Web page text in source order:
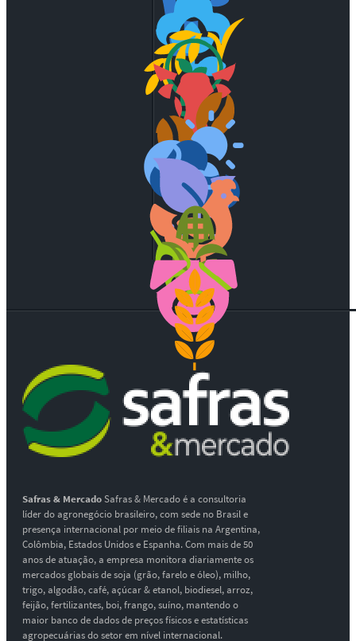
Safras & MercadoSafras & Mercado é a consultoria
líder do agronegócio brasileiro, com sede no Brasil e
presença internacional por meio de filiais na Argentina,
Colômbia, Estados Unidos e Espanha. Com mais de 50
anos de atuação, a empresa monitora diariamente os
mercados globais de soja (grão, farelo e óleo), milho,
trigo, algodão, café, açúcar & etanol, biodiesel, arroz,
feijão, fertilizantes, boi, frango, suíno, mantendo o
maior banco de dados de preços físicos e estatísticas
agropecuárias do setor em nível internacional.